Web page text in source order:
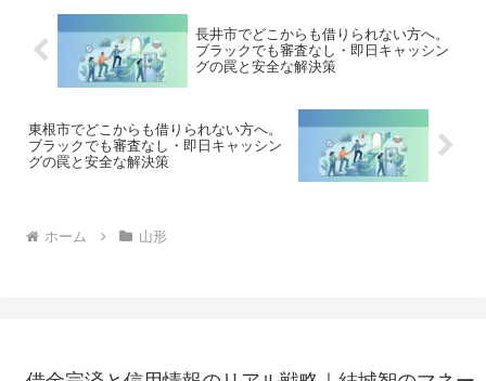
る無料相談窓口をご案内します。
長井市でどこからも借りられない方へ。
ブラックでも審査なし・即日キャッシン
グの罠と安全な解決策
東根市でどこからも借りられない方へ。
ブラックでも審査なし・即日キャッシン
グの罠と安全な解決策
ホーム 山形